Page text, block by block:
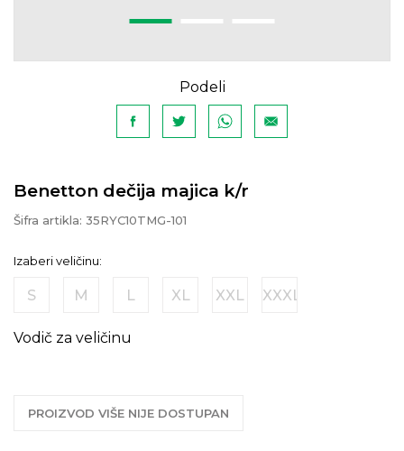
Podeli
Benetton dečija majica k/r
Šifra artikla: 35RYC10TMG-101
Izaberi veličinu:
S M L XL XXL XXXL
Vodič za veličinu
PROIZVOD VIŠE NIJE DOSTUPAN